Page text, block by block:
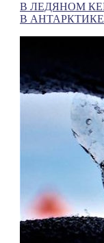
В ЛЕДЯНОМ
В АНТАРКТИКЕ